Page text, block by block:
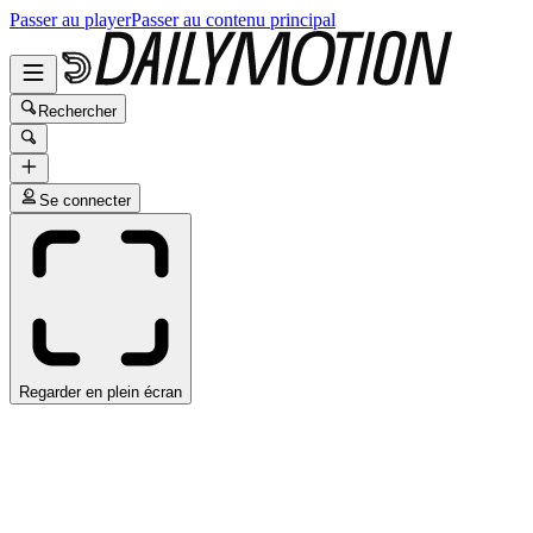
Passer au playerPasser au contenu principal
Rechercher
Se connecter
Regarder en plein écran